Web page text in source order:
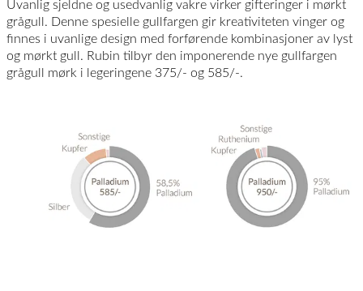
Uvanlig sjeldne og usedvanlig vakre virker gifteringer i mørkt
grågull. Denne spesielle gullfargen gir kreativiteten vinger og
finnes i uvanlige design med forførende kombinasjoner av lyst
og mørkt gull. Rubin tilbyr den imponerende nye gullfargen
grågull mørk i legeringene 375/- og 585/-.